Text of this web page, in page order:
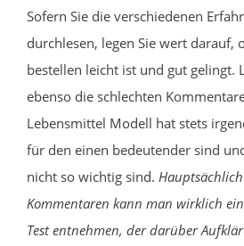
Sofern Sie die verschiedenen
durchlesen, legen Sie wert darauf,
bestellen leicht ist und gut gelingt.
ebenso die schlechten
Lebensmittel Modell hat stets
für den einen bedeutender sind
nicht so wichtig sind.
Kommentaren kann man wirklich
Test entnehmen, der darüber